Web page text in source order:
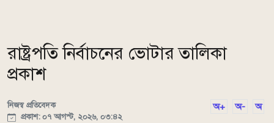
রাষ্ট্রপতি নির্বাচনের ভোটার তালিকা
প্রকাশ
নিজস্ব প্রতিবেদক
প্রকাশ: ০৭ আগস্ট, ২০২৬, ০৩:৪২
অ+ অ- অ